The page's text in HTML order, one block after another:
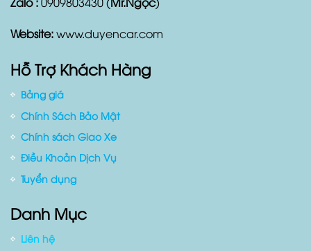
Website:www.duyencar.com
Hỗ Trợ Khách Hàng
Bảng giá
Chính Sách Bảo Mật
Chính sách Giao Xe
Điều Khoản Dịch Vụ
Tuyển dụng
Danh Mục
Liên hệ